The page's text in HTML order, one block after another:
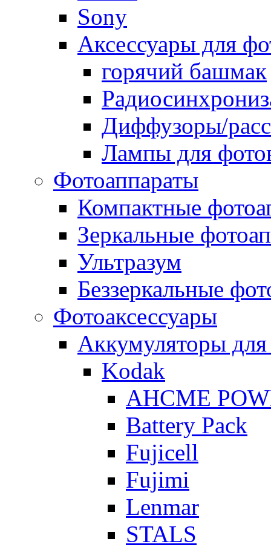
Sony
Аксессуары для
горячий башмак
Диффузоры/
Лампы для
Фотоаппараты
Компактные
Зеркальные
Ультразум
Беззеркальные
Фотоаксессуары
Аккумуляторы для
Kodak
AHCME
Battery Pack
Fujicell
Fujimi
Lenmar
STALS